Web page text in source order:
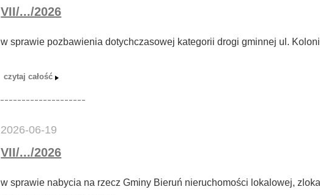
VII/.../2026
w sprawie pozbawienia dotychczasowej kategorii drogi gminnej ul.
2026-06-19
VII/.../2026
w sprawie nabycia na rzecz Gminy Bieruń nieruchomości lokalowej,